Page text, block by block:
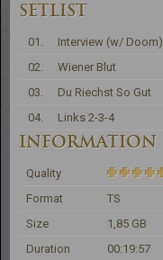
SETLIST
01.
Interview (w/ Doom)
02.
Wiener Blut
03.
Du Riechst So Gut
04.
Links 2-3-4
INFORMATION
Quality
Format
TS
Size
1,85 GB
Duration
00:19:57